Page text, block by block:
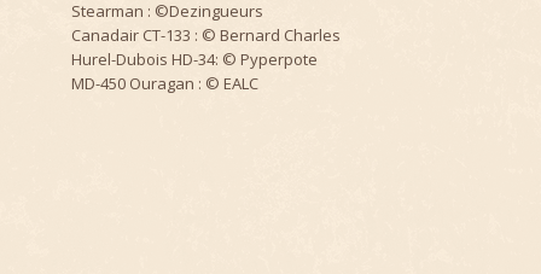
Stearman : ©Dezingueurs
Canadair CT-133 : © Bernard Charles
Hurel-Dubois HD-34: © Pyperpote
MD-450 Ouragan : © EALC